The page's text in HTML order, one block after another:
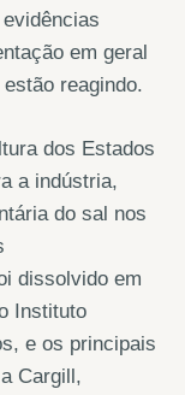
em geral
reagindo.
dos Estados
a indústria,
do sal nos
dissolvido em
Instituto
e os principais
Cargill,